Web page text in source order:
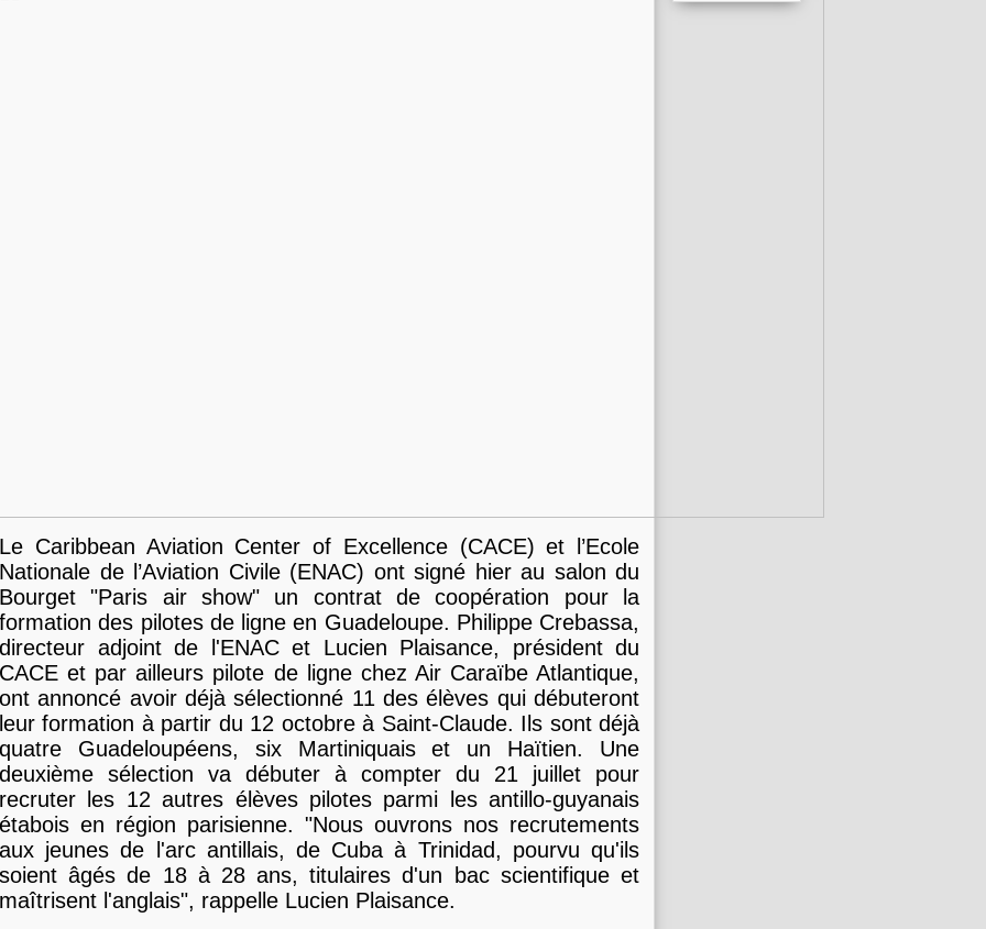
Le Caribbean Aviation Center of Excellence (CACE) et l’Ecole
Nationale de l’Aviation Civile (ENAC) ont signé hier au salon du
Bourget "Paris air show" un contrat de coopération pour la
formation des pilotes de ligne en Guadeloupe. Philippe Crebassa,
directeur adjoint de l'ENAC et Lucien Plaisance, président du
CACE et par ailleurs pilote de ligne chez Air Caraïbe Atlantique,
ont annoncé avoir déjà sélectionné 11 des élèves qui débuteront
leur formation à partir du 12 octobre à Saint-Claude. Ils sont déjà
quatre Guadeloupéens, six Martiniquais et un Haïtien. Une
deuxième sélection va débuter à compter du 21 juillet pour
recruter les 12 autres élèves pilotes parmi les antillo-guyanais
étabois en région parisienne. "Nous ouvrons nos recrutements
aux jeunes de l'arc antillais, de Cuba à Trinidad, pourvu qu'ils
soient âgés de 18 à 28 ans, titulaires d'un bac scientifique et
maîtrisent l'anglais", rappelle Lucien Plaisance.